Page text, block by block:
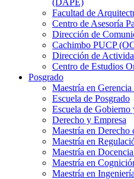
(DAPE)
Facultad de
Centro de Asesoría
Dirección de
Cachimbo PUCP
Dirección de
Centro de Estudios
Posgrado
Maestría en Gerencia
Escuela de Posgrado
Escuela de
Derecho y Empresa
Maestría en Derecho
Maestría en
Maestría en
Maestría en
Maestría en